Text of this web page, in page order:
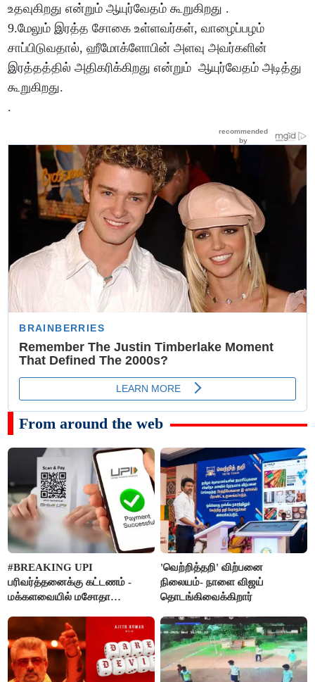
உதவுகிறது என்றும் ஆயுர்வேதம் கூறுகிறது .
9.மேலும் இரத்த சோகை உள்ளவர்கள், வாழைப்பழம்
சாப்பிடுவதால், ஹீமோக்ளோபின் அளவு அவர்களின்
இரத்தத்தில் அதிகரிக்கிறது என்றும் ஆயுர்வேதம் அடித்து
கூறுகிறது.
.
From around the web
#BREAKING UPI
பரிவர்த்தனைக்கு கட்டணம் -
மக்களவையில் மசோதா
'வெற்றித்தறி' விற்பனை
நிலையம்- நாளை விஜய்
தொடங்கிவைக்கிறார்